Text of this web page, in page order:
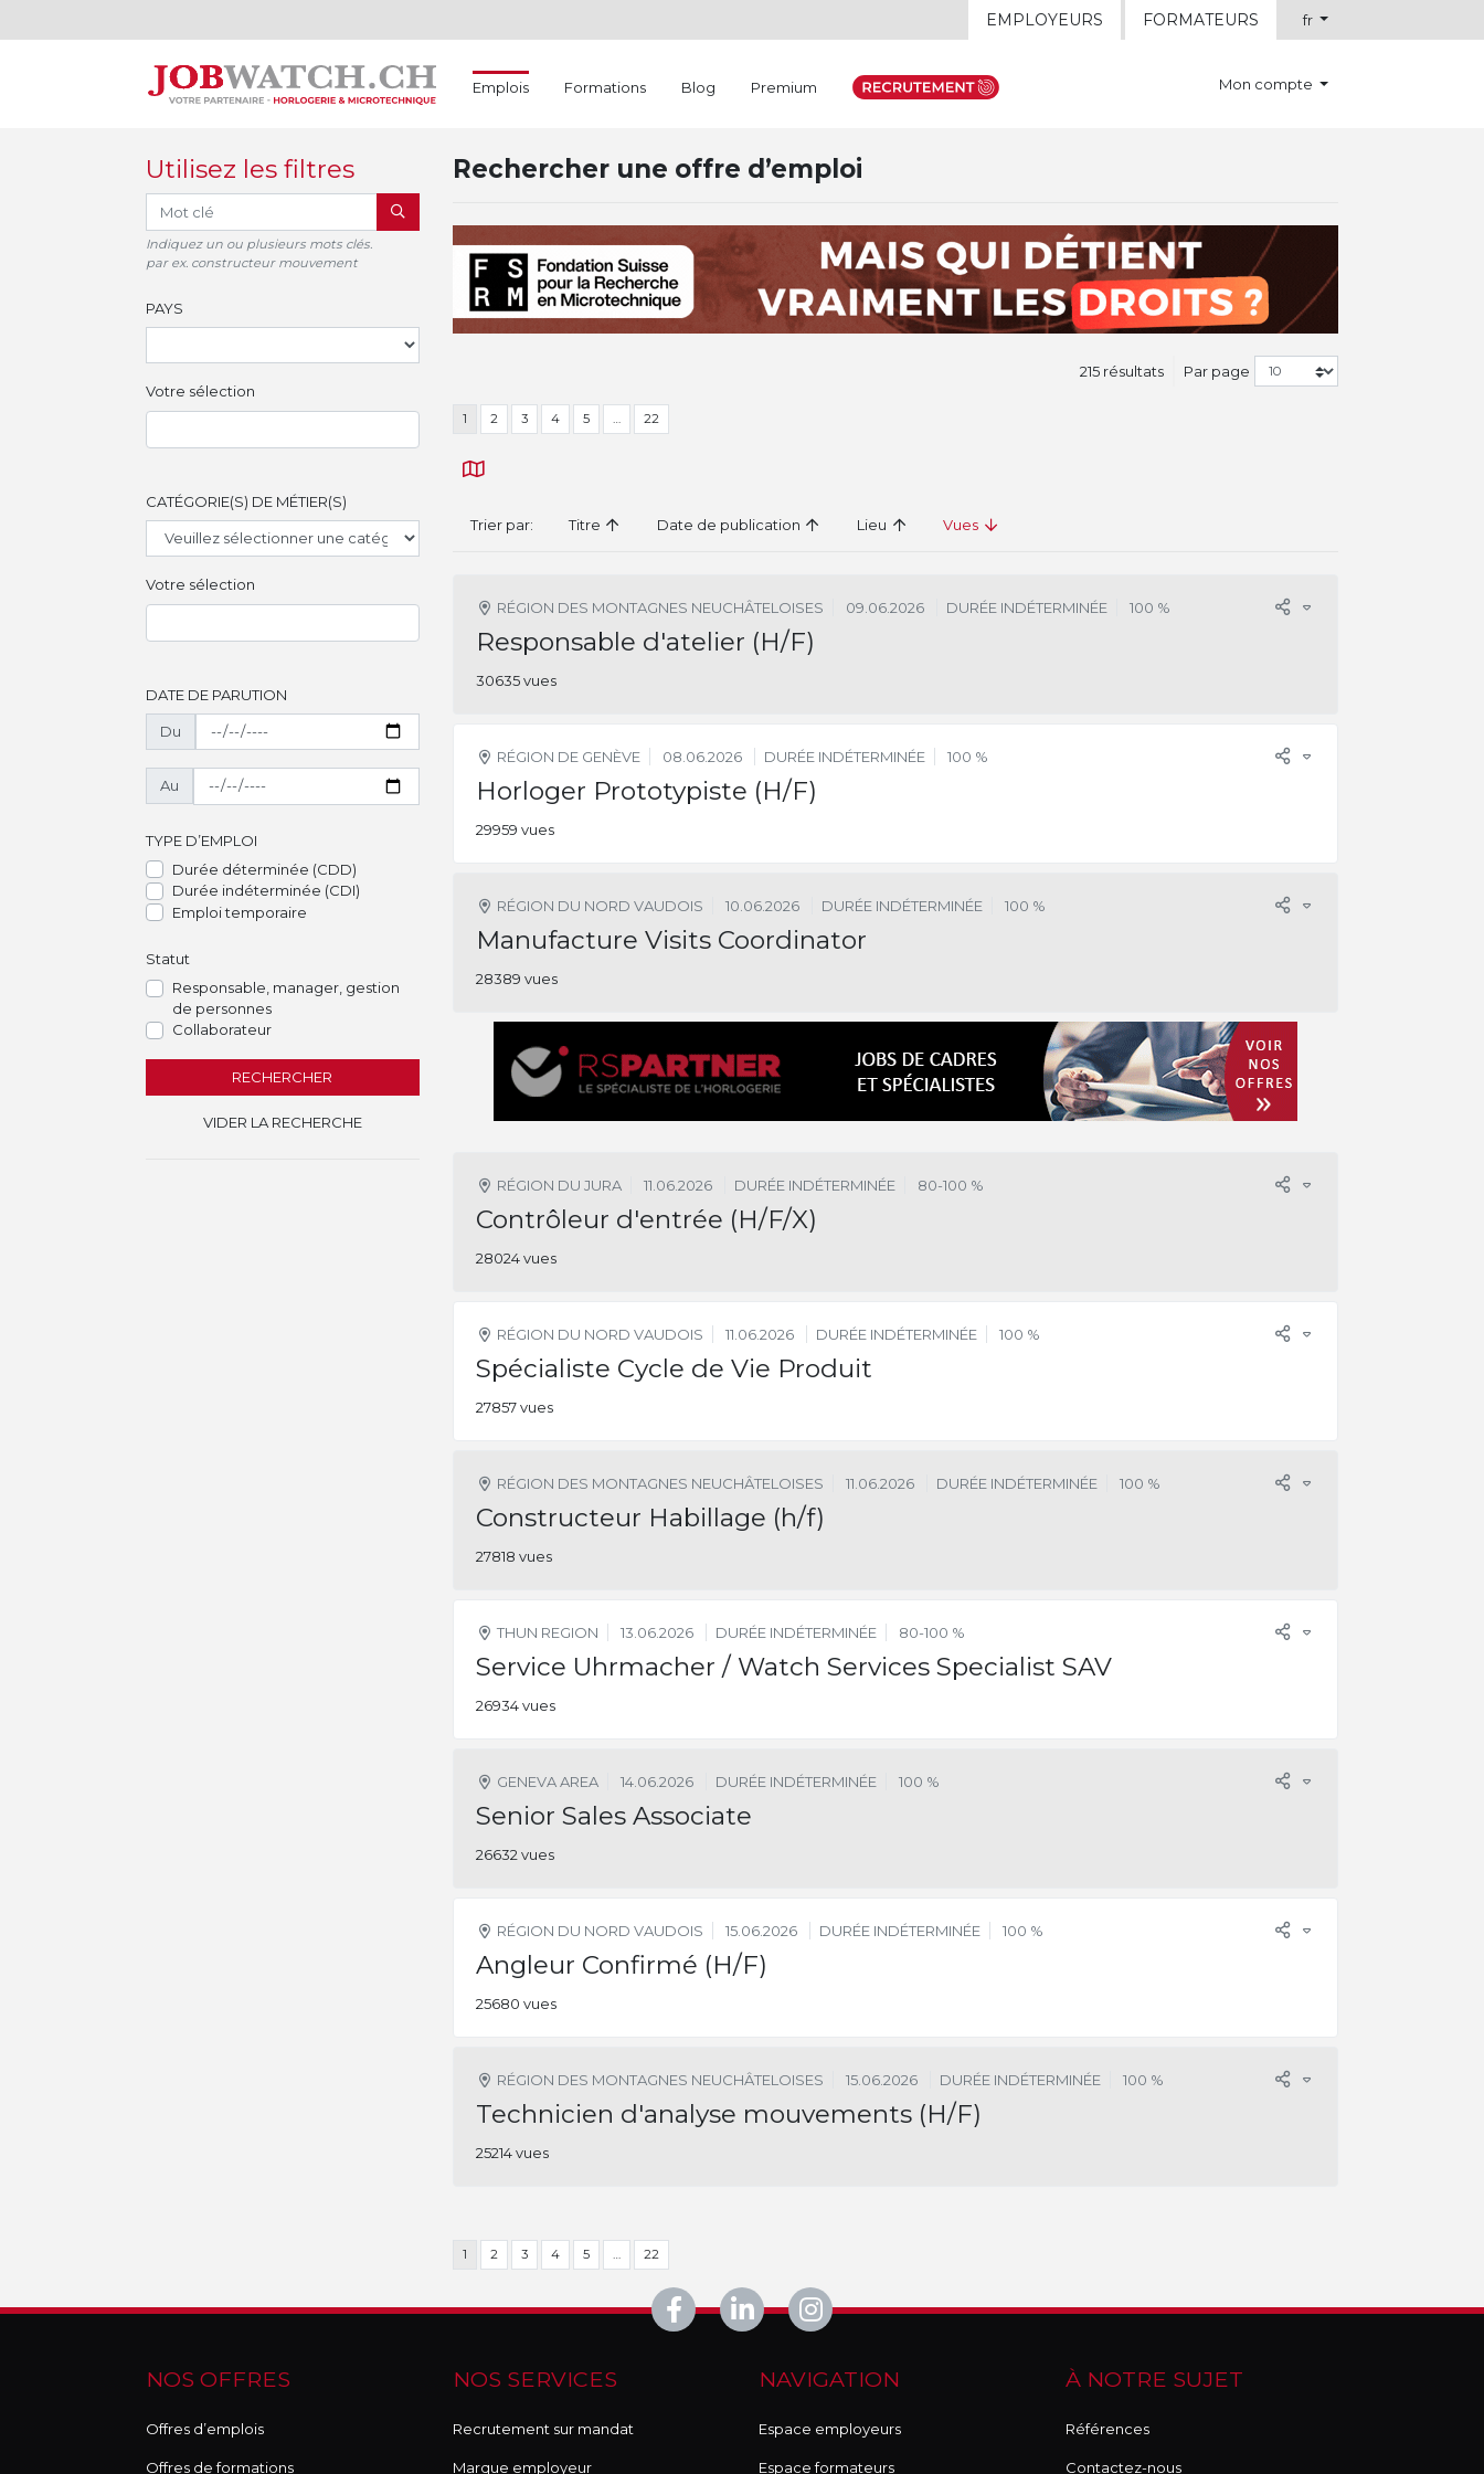
EMPLOYEURS FORMATEURS fr
Emplois(current)Formations Blog Premium Mon compte
Utilisez les filtres
RECHERCHER
Indiquez un ou plusieurs mots clés.
par ex. constructeur mouvement
PAYS
Votre sélection
CATÉGORIE(S) DE MÉTIER(S)
Votre sélection
DATE DE PARUTION
Du
Au
TYPE D’EMPLOI
Durée déterminée (CDD)
Durée indéterminée (CDI)
Emploi temporaire
Statut
Responsable, manager, gestion
de personnes
Collaborateur
RECHERCHER
VIDER LA RECHERCHE
Rechercher une offre d’emploi
215 résultats Par page
1 2 3 4 5 22
Trier par: Titre Date de publication Lieu Vues
RÉGION DES MONTAGNES NEUCHÂTELOISES 09.06.2026 DURÉE INDÉTERMINÉE 100 %
Responsable d'atelier (H/F)
30635 vues
RÉGION DE GENÈVE 08.06.2026 DURÉE INDÉTERMINÉE 100 %
Horloger Prototypiste (H/F)
29959 vues
RÉGION DU NORD VAUDOIS 10.06.2026 DURÉE INDÉTERMINÉE 100 %
Manufacture Visits Coordinator
28389 vues
RÉGION DU JURA 11.06.2026 DURÉE INDÉTERMINÉE 80-100 %
Contrôleur d'entrée (H/F/X)
28024 vues
RÉGION DU NORD VAUDOIS 11.06.2026 DURÉE INDÉTERMINÉE 100 %
Spécialiste Cycle de Vie Produit
27857 vues
RÉGION DES MONTAGNES NEUCHÂTELOISES 11.06.2026 DURÉE INDÉTERMINÉE 100 %
Constructeur Habillage (h/f)
27818 vues
THUN REGION 13.06.2026 DURÉE INDÉTERMINÉE 80-100 %
Service Uhrmacher / Watch Services Specialist SAV
26934 vues
GENEVA AREA 14.06.2026 DURÉE INDÉTERMINÉE 100 %
Senior Sales Associate
26632 vues
RÉGION DU NORD VAUDOIS 15.06.2026 DURÉE INDÉTERMINÉE 100 %
Angleur Confirmé (H/F)
25680 vues
RÉGION DES MONTAGNES NEUCHÂTELOISES 15.06.2026 DURÉE INDÉTERMINÉE 100 %
Technicien d'analyse mouvements (H/F)
25214 vues
1 2 3 4 5 22
NOS OFFRES
Offres d’emplois
Offres de formations
NOS SERVICES
Recrutement sur mandat
Marque employeur
NAVIGATION
Espace employeurs
Espace formateurs
À NOTRE SUJET
Références
Contactez-nous